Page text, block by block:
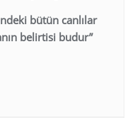
bütün canlılar
belirtisi budur”